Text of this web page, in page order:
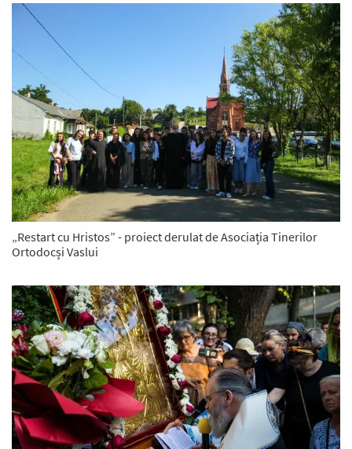
„Restart cu Hristos” - proiect derulat de Asociația Tinerilor
Ortodocși Vaslui